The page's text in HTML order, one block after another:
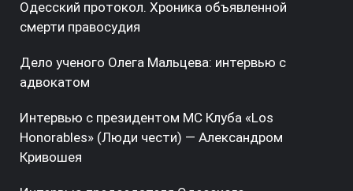
Одесский протокол. Хроника объявленной
смерти правосудия
Дело ученого Олега Мальцева: интервью с
адвокатом
Интервью с президентом МС Клуба «Los
Honorables» (Люди чести) — Александром
Кривошея